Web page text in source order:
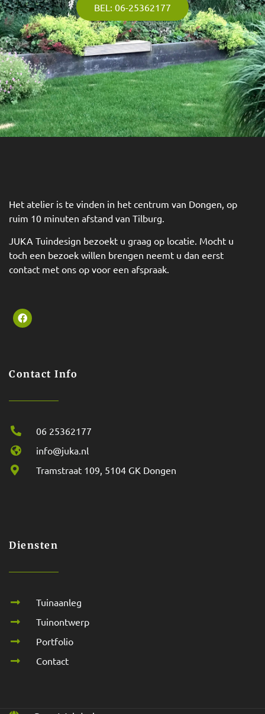
BEL: 06-25362177
Het atelier is te vinden in het centrum van Dongen, op
ruim 10 minuten afstand van Tilburg.
JUKA Tuindesign bezoekt u graag op locatie. Mocht u
toch een bezoek willen brengen neemt u dan eerst
contact met ons op voor een afspraak.
Contact Info
06 25362177
info@juka.nl
Tramstraat 109, 5104 GK Dongen
Diensten
Tuinaanleg
Tuinontwerp
Portfolio
Contact